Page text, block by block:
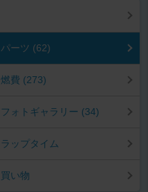
パーツ (62)
燃費 (273)
フォトギャラリー (34)
ラップタイム
買い物